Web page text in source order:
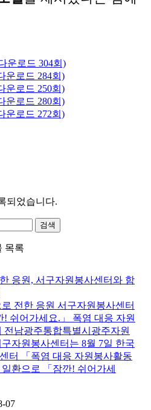
운로드 304회)
운로드 284회)
운로드 250회)
운로드 280회)
운로드 272회)
되었습니다.
목록
응원, 서구자원봉사센터와 함
전한 응원 서구자원봉사센터
! 쉬어가세요.」 폭염 대응 자원
전남광주통합특별시광주자원
자원봉사센터는 8월 7일 한국
터 「폭염 대응 자원봉사활동
환으로 「잠깐! 쉬어가세
07